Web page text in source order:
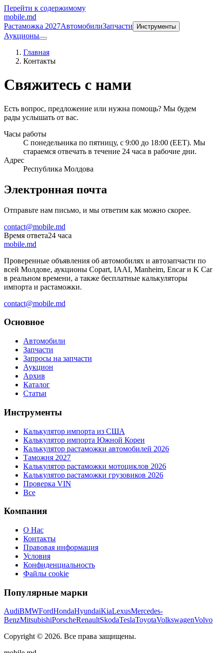
Перейти к содержимому
mobile.md
Растаможка 2027АвтомобилиЗапчасти Инструменты
Аукционы
Главная
Контакты
Свяжитесь с нами
Есть вопрос, предложение или нужна помощь? Мы будем
рады услышать от вас.
Часы работы
С понедельника по пятницу, с 9:00 до 18:00 (EET). Мы
стараемся отвечать в течение 24 часа в рабочие дни.
Адрес
Республика Молдова
Электронная почта
Отправьте нам письмо, и мы ответим как можно скорее.
contact@mobile.md
Время ответа24 часа
mobile.md
Проверенные объявления об автомобилях и автозапчасти по
всей Молдове, аукционы Copart, IAAI, Manheim, Encar и K Car
в реальном времени, а также бесплатные калькуляторы
импорта и растаможки.
contact@mobile.md
Основное
Автомобили
Запчасти
Запросы на запчасти
Аукцион
Архив
Каталог
Статьи
Инструменты
Калькулятор импорта из США
Калькулятор импорта Южной Кореи
Калькулятор растаможки автомобилей 2026
Таможня 2027
Калькулятор растаможки мотоциклов 2026
Калькулятор растаможки грузовиков 2026
Проверка VIN
Все
Компания
О Нас
Контакты
Правовая информация
Условия
Конфиденциальность
Файлы cookie
Популярные марки
AudiBMWFordHondaHyundaiKiaLexusMercedes-
BenzMitsubishiPorscheRenaultSkodaTeslaToyotaVolkswagenVolvo
Copyright © 2026. Все права защищены.